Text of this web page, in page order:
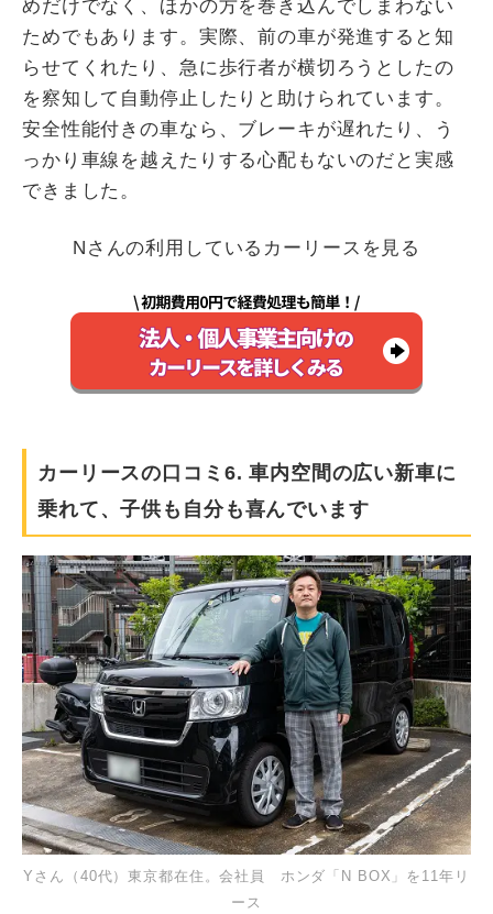
めだけでなく、ほかの方を巻き込んでしまわない
ためでもあります。実際、前の車が発進すると知
らせてくれたり、急に歩行者が横切ろうとしたの
を察知して自動停止したりと助けられています。
安全性能付きの車なら、ブレーキが遅れたり、う
っかり車線を越えたりする心配もないのだと実感
できました。
Nさんの利用しているカーリースを見る
カーリースの口コミ6. 車内空間の広い新車に
乗れて、子供も自分も喜んでいます
Yさん（40代）東京都在住。会社員 ホンダ「N BOX」を11年リ
ース